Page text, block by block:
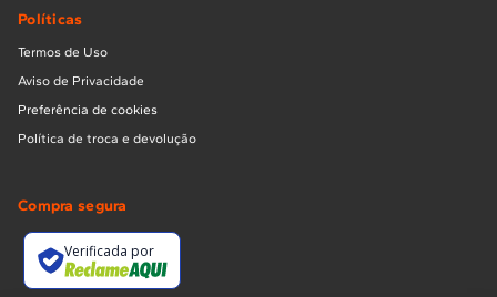
Políticas
Termos de Uso
Aviso de Privacidade
Preferência de cookies
Política de troca e devolução
Compra segura
Verificada por